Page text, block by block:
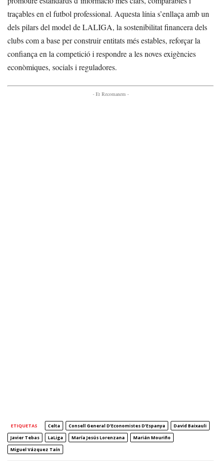
traçables en el futbol professional. Aquesta línia s’enllaça amb un
dels pilars del model de LALIGA, la sostenibilitat financera dels
clubs com a base per construir entitats més estables, reforçar la
confiança en la competició i respondre a les noves exigències
econòmiques, socials i reguladores.
- Et Recomanem -
ETIQUETAS Celta Consell General D’Economistes D’Espanya
David Baixauli
Javier Tebas
LaLiga María Jesús Lorenzana
Marián Mouriño
Miguel Vázquez Taín